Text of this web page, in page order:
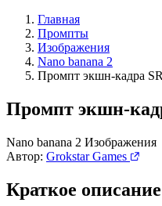
Главная
Промпты
Изображения
Nano banana 2
Промпт экшн-кадра
Промпт экшн-
Nano banana 2 Изображения
Автор: Grokstar Games
Краткое описание